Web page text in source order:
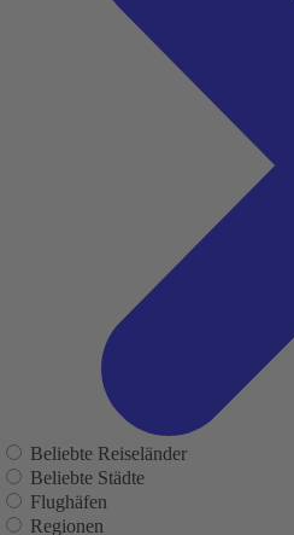
Beliebte Reiseländer
Beliebte Städte
Flughäfen
Regionen